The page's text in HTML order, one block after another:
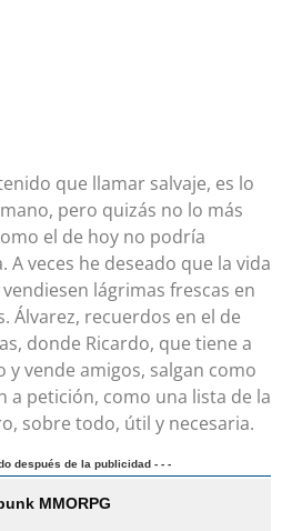
que llamar salvaje, es lo
pero quizás no lo más
el de hoy no podría
A veces he deseado que la vida
lágrimas frescas en
Álvarez, recuerdos en el de
donde Ricardo, que tiene a
vende amigos, salgan como
a petición, como una lista de la
sobre todo, útil y necesaria.
después de la publicidad - - -
MMORPG